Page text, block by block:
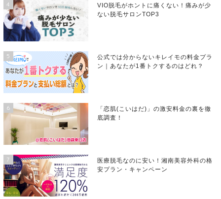
4
VIO脱毛がホントに痛くない！痛みが少
ない脱毛サロンTOP3
5
公式では分からないキレイモの料金プラ
ン｜あなたが1番トクするのはどれ？
6
「恋肌(こいはだ)」の激安料金の裏を徹
底調査！
7
医療脱毛なのに安い！湘南美容外科の格
安プラン・キャンペーン